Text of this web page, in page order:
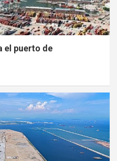
el puerto de